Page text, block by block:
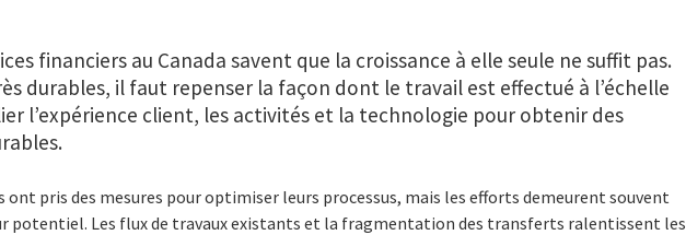
financiers au Canada savent que la croissance à elle seule ne suffit pas.
durables, il faut repenser la façon dont le travail est effectué à l’échelle
l’expérience client, les activités et la technologie pour obtenir des
pris des mesures pour optimiser leurs processus, mais les efforts demeurent souvent
potentiel. Les flux de travaux existants et la fragmentation des transferts ralentissent les